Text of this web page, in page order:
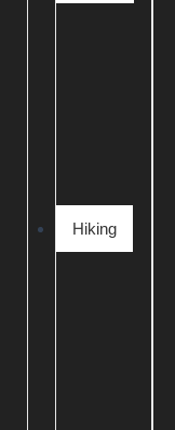
Hiking